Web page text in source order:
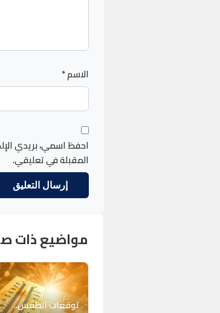
الاسم*
احفظ اسمي، بريدي
المقبلة في تعليقي.
مواضيع ذات
توقعات الطقس..